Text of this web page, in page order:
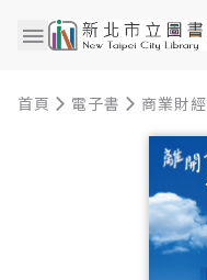
首頁 電子書 商業財經